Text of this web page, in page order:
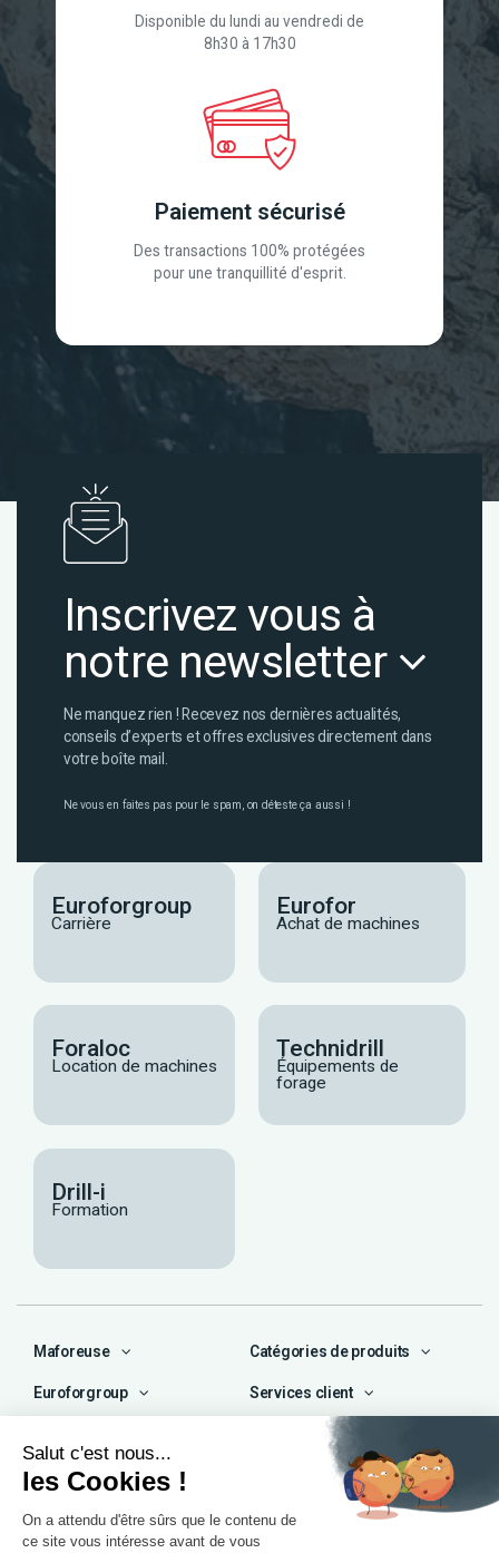
Disponible du lundi au vendredi de
8h30 à 17h30
Paiement sécurisé
Des transactions 100% protégées
pour une tranquillité d'esprit.
Inscrivez vous à
notre newsletter
Ne manquez rien ! Recevez nos dernières actualités,
conseils d’experts et offres exclusives directement dans
votre boîte mail.
Ne vous en faites pas pour le spam, on déteste ça aussi !
Euroforgroup
Carrière
Eurofor
Achat de machines
Foraloc
Location de machines
Technidrill
Équipements de
forage
Drill-i
Formation
Maforeuse Catégories de produits
Euroforgroup Services client
contact@maforeuse.com
Siège social et atelier
Chassieu (69)